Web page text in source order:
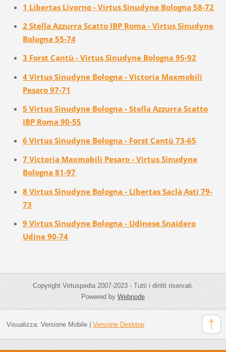
1 Libertas Livorno - Virtus Sinudyne Bologna 58-72
2 Stella Azzurra Scatto IBP Roma - Virtus Sinudyne
Bologna 55-74
3 Forst Cantù - Virtus Sinudyne Bologna 95-92
4 Virtus Sinudyne Bologna - Victoria Maxmobili
Pesaro 97-71
5 Virtus Sinudyne Bologna - Stella Azzurra Scatto
IBP Roma 90-55
6 Virtus Sinudyne Bologna - Forst Cantù 73-65
7 Victoria Maxmobili Pesaro - Virtus Sinudyne
Bologna 81-97
8 Virtus Sinudyne Bologna - Libertas Saclà Asti 79-
73
9 Virtus Sinudyne Bologna - Udinese Snaidero
Udine 90-74
Copyright Virtuspedia 2007-2023 - Tutti i diritti riservati.
Powered byWebnode
Visualizza: Versione Mobile| Versione Desktop